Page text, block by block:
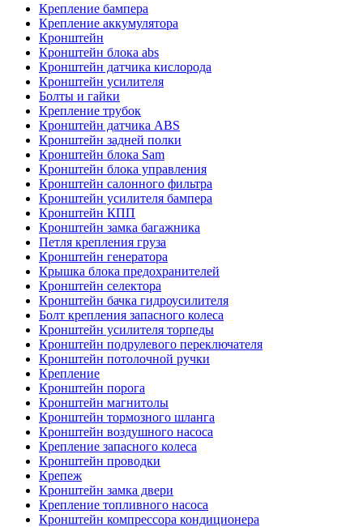
Крепление бампера
Крепление аккумулятора
Кронштейн
Кронштейн блока abs
Кронштейн датчика кислорода
Кронштейн усилителя
Болты и гайки
Крепление трубок
Кронштейн датчика ABS
Кронштейн задней полки
Кронштейн блока Sam
Кронштейн блока управления
Кронштейн салонного фильтра
Кронштейн усилителя бампера
Кронштейн КПП
Кронштейн замка багажника
Петля крепления груза
Кронштейн генератора
Крышка блока предохранителей
Кронштейн селектора
Кронштейн бачка гидроусилителя
Болт крепления запасного колеса
Кронштейн усилителя торпеды
Кронштейн подрулевого переключателя
Кронштейн потолочной ручки
Крепление
Кронштейн порога
Кронштейн магнитолы
Кронштейн тормозного шланга
Кронштейн воздушного насоса
Крепление запасного колеса
Кронштейн проводки
Крепеж
Кронштейн замка двери
Крепление топливного насоса
Кронштейн компрессора кондиционера